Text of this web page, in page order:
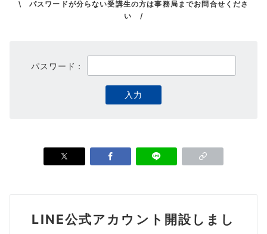
\ パスワードが分らない受講生の方は事務局までお問合せくださ
い /
パスワード：
LINE公式アカウント開設しまし